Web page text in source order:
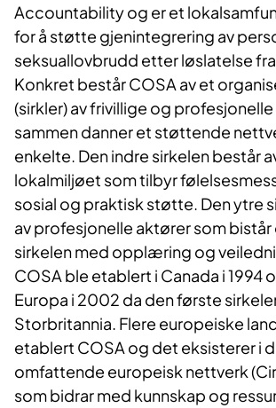
Accountability og er et
for å støtte gjenintegrering av
seksuallovbrudd etter løslatelse
Konkret består COSA av et
(sirkler) av frivillige og
sammen danner et støttende
enkelte. Den indre sirkelen består
lokalmiljøet som tilbyr
sosial og praktisk støtte. Den ytre
av profesjonelle aktører som bistår
sirkelen med opplæring og
COSA ble etablert i Canada i 1994
Europa i 2002 da den første
Storbritannia. Flere europeiske
etablert COSA og det eksisterer i
omfattende europeisk nettverk
som bidrar med kunnskap og